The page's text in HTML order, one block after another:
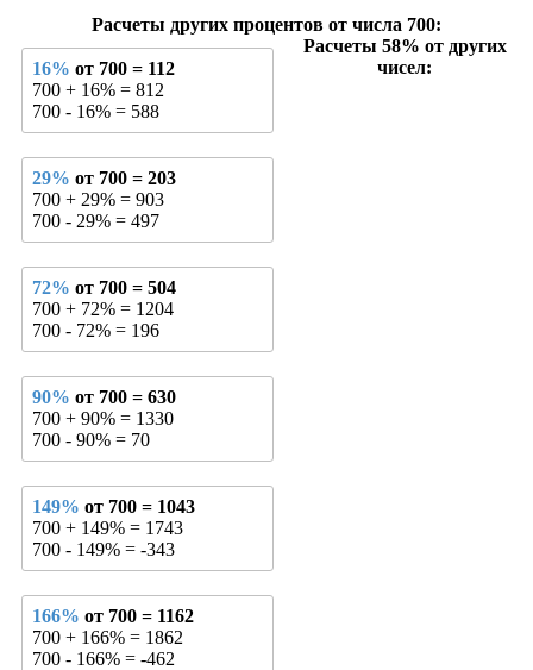
Расчеты других процентов от числа 700:
16% от 700 = 112
700 + 16% = 812
700 - 16% = 588
29% от 700 = 203
700 + 29% = 903
700 - 29% = 497
72% от 700 = 504
700 + 72% = 1204
700 - 72% = 196
90% от 700 = 630
700 + 90% = 1330
700 - 90% = 70
149% от 700 = 1043
700 + 149% = 1743
700 - 149% = -343
166% от 700 = 1162
700 + 166% = 1862
700 - 166% = -462
Расчеты 58% от других
чисел: